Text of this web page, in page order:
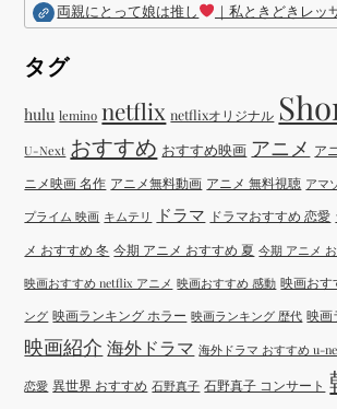
両親にとって娘は推し ｜私ときどきレ
タグ
hulu lemino netflix netflixオリジナル
U-Next おすすめ おすすめ映画 アニメ ア
ニメ映画 名作 アニメ無料動画 アニメ 無料視聴 アマ
プライム 映画 キムテリ ドラマ ドラマおすすめ 恋愛
メ おすすめ 冬 今期 アニメ おすすめ 夏 今期 アニメ
映画おすすめ netflix アニメ 映画おすすめ 感動 映画おす
ング 映画ランキング ホラー 映画ランキング 歴代 映画
映画紹介 海外ドラマ 海外ドラマ おすすめ u-
恋愛 異世界 おすすめ 石野真子 石野真子 コンサート